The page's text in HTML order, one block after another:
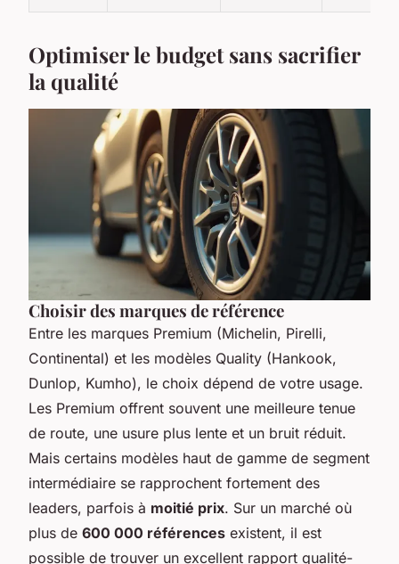
Optimiser le budget sans sacrifier
la qualité
Choisir des marques de référence
Entre les marques Premium (Michelin, Pirelli,
Continental) et les modèles Quality (Hankook,
Dunlop, Kumho), le choix dépend de votre usage.
Les Premium offrent souvent une meilleure tenue
de route, une usure plus lente et un bruit réduit.
Mais certains modèles haut de gamme de segment
intermédiaire se rapprochent fortement des
leaders, parfois à moitié prix. Sur un marché où
plus de 600 000 références existent, il est
possible de trouver un excellent rapport qualité-